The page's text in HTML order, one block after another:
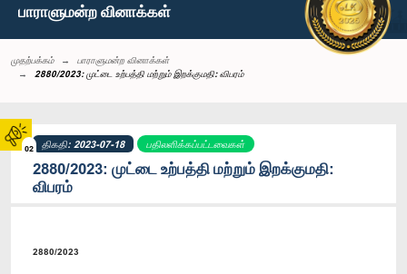
02
பாராளுமன்ற வினாக்கள்
முதற்பக்கம்
பாராளுமன்ற வினாக்கள்
2880/2023: முட்டை உற்பத்தி மற்றும் இறக்குமதி: விபரம்
திகதி: 2023-07-18 பதிலளிக்கப்பட்டவைகள்
2880/2023: முட்டை உற்பத்தி மற்றும் இறக்குமதி:
விபரம்
2880/2023